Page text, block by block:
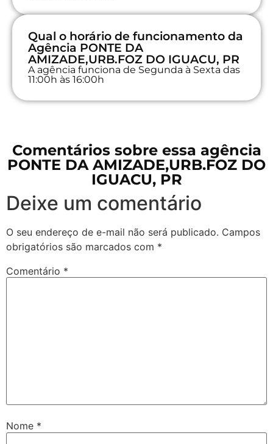
Qual o horário de funcionamento da
Agência PONTE DA
AMIZADE,URB.FOZ DO IGUACU, PR
A agência funciona de Segunda à Sexta das
11:00h às 16:00h
Comentários sobre essa agência
PONTE DA AMIZADE,URB.FOZ DO
IGUACU, PR
Deixe um comentário
O seu endereço de e-mail não será publicado. Campos
obrigatórios são marcados com *
Comentário *
Nome *